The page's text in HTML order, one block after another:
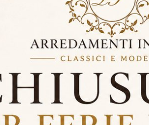
(es. su qualche punto della
casa con stile siete nel posto giusto!